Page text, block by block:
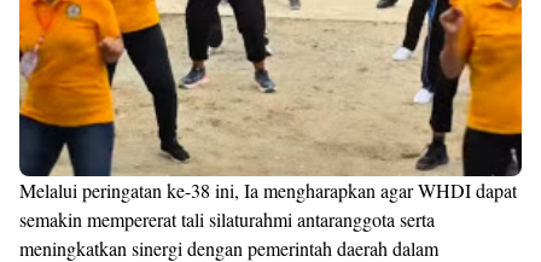
Melalui peringatan ke-38 ini, Ia mengharapkan agar WHDI dapat
semakin mempererat tali silaturahmi antaranggota serta
meningkatkan sinergi dengan pemerintah daerah dalam